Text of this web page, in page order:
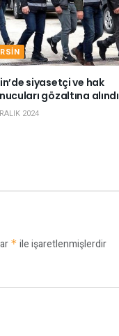
siyasetçi ve hak
gözaltına alındı
2024
* ile işaretlenmişlerdir